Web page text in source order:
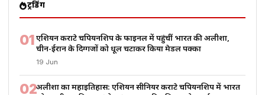
ट्रेंडिंग
01एशियन कराटे चैंपियनशिप के फाइनल में पहुंचीं भारत की अलीशा,
चीन-ईरान के दिग्गजों को धूल चटाकर किया मेडल पक्का
19 Jun
02अलीशा का महाइतिहास: एशियन सीनियर कराटे चैंपियनशिप में भारत